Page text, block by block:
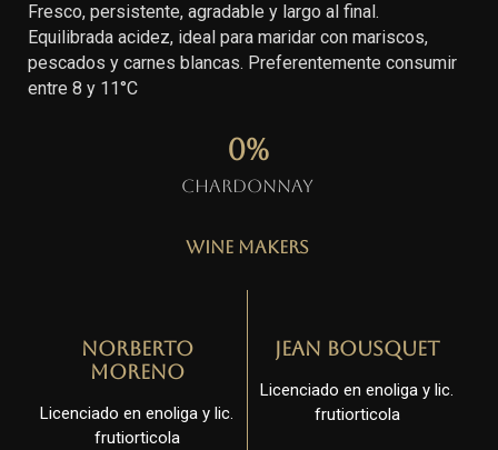
Fresco, persistente, agradable y largo al final.
Equilibrada acidez, ideal para maridar con mariscos,
pescados y carnes blancas. Preferentemente consumir
entre 8 y 11°C
Chardonnay
0%
Wine Makers
Norberto
Moreno
Licenciado en enoliga y lic.
frutiorticola
Jean Bousquet
Licenciado en enoliga y lic.
frutiorticola